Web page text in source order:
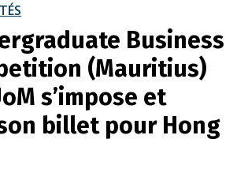
Business
(Mauritius)
s’impose et
billet pour Hong